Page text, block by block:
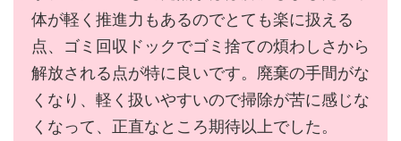
体が軽く推進力もあるのでとても楽に扱える
点、ゴミ回収ドックでゴミ捨ての煩わしさから
解放される点が特に良いです。廃棄の手間がな
くなり、軽く扱いやすいので掃除が苦に感じな
くなって、正直なところ期待以上でした。